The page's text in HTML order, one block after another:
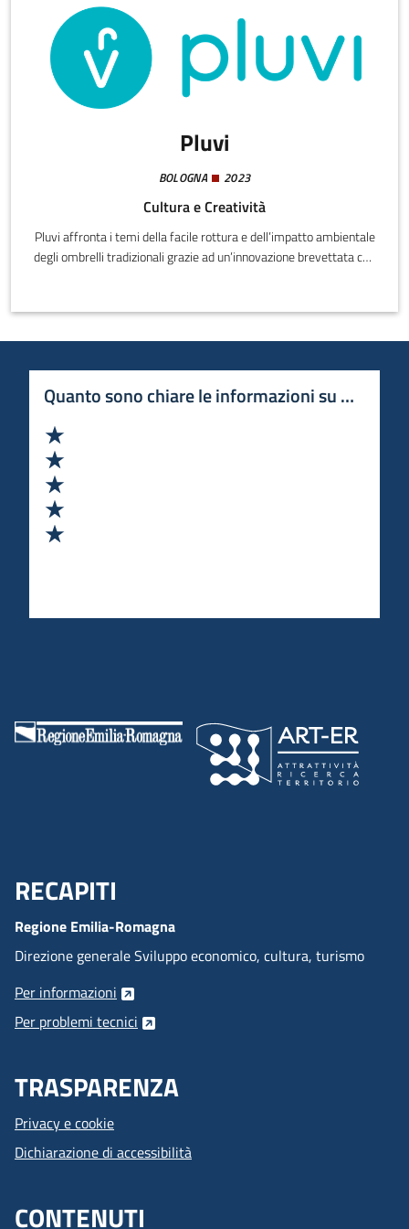
Pluvi
BOLOGNA 2023
Cultura e Creatività
Pluvi affronta i temi della facile rottura e dell’impatto ambientale
degli ombrelli tradizionali grazie ad un’innovazione brevettata che
Quanto sono chiare le informazioni su questa
Menu Footer
RECAPITI
Regione Emilia-Romagna
Direzione generale Sviluppo economico, cultura, turismo
Per informazioni
Per problemi tecnici
TRASPARENZA
Privacy e cookie
Dichiarazione di accessibilità
CONTENUTI